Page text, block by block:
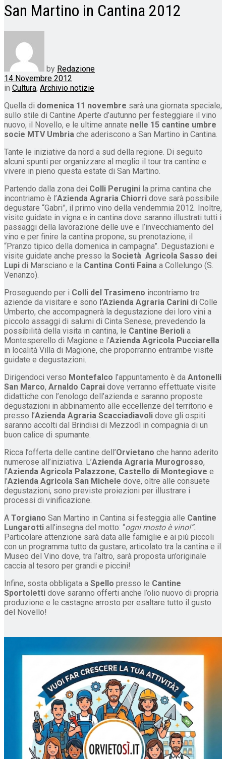
San Martino in Cantina 2012
by Redazione
14 Novembre 2012
in Cultura, Archivio notizie
Quella di domenica 11 novembre sarà una giornata speciale,
sullo stile di Cantine Aperte d’autunno per festeggiare il vino
nuovo, il Novello, e le ultime annate nelle 15 cantine umbre
socie MTV Umbria che aderiscono a San Martino in Cantina.
Tante le iniziative da nord a sud della regione. Di seguito
alcuni spunti per organizzare al meglio il tour tra cantine e
vivere in pieno questa estate di San Martino.
Partendo dalla zona dei Colli Perugini la prima cantina che
incontriamo è l’Azienda Agraria Chiorri dove sarà possibile
degustare “Gabri”, il primo vino della vendemmia 2012. Inoltre,
visite guidate in vigna e in cantina dove saranno illustrati tutti i
passaggi della lavorazione delle uve e l’invecchiamento del
vino e per finire la cantina propone, su prenotazione, il
“Pranzo tipico della domenica in campagna”. Degustazioni e
visite guidate anche presso la Società Agricola Sasso dei
Lupi di Marsciano e la Cantina Conti Faina a Collelungo (S.
Venanzo).
Proseguendo per i Colli del Trasimeno incontriamo tre
aziende da visitare e sono l’Azienda Agraria Carini di Colle
Umberto, che accompagnerà la degustazione dei loro vini a
piccolo assaggi di salumi di Cinta Senese, prevedendo la
possibilità della visita in cantina, le Cantine Berioli a
Montesperello di Magione e l’Azienda Agricola Pucciarella
in località Villa di Magione, che proporranno entrambe visite
guidate e degustazioni.
Dirigendoci verso Montefalco l’appuntamento è da Antonelli
San Marco, Arnaldo Caprai dove verranno effettuate visite
didattiche con l’enologo dell’azienda e saranno proposte
degustazioni in abbinamento alle eccellenze del territorio e
presso l’Azienda Agraria Scacciadiavoli dove gli ospiti
saranno accolti dal Brindisi di Mezzodì in compagnia di un
buon calice di spumante.
Ricca l’offerta delle cantine dell’Orvietano che hanno aderito
numerose all’iniziativa. L’Azienda Agraria Murogrosso,
l’Azienda Agricola Palazzone, Castello di Montegiove e
l’Azienda Agricola San Michele dove, oltre alle consuete
degustazioni, sono previste proiezioni per illustrare i
processi di vinificazione.
A Torgiano San Martino in Cantina si festeggia alle Cantine
Lungarotti all’insegna del motto: “ogni mosto è vino!”.
Particolare attenzione sarà data alle famiglie e ai più piccoli
con un programma tutto da gustare, articolato tra la cantina e il
Museo del Vino dove, tra l’altro, sarà proposta un’originale
caccia al tesoro per grandi e piccini!
Infine, sosta obbligata a Spello presso le Cantine
Sportoletti dove saranno offerti anche l’olio nuovo di propria
produzione e le castagne arrosto per esaltare tutto il gusto
del Novello!